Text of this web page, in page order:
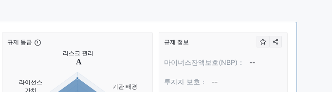
규제 등급 규제 정보
마이너스잔액보호(NBP)： --
투자자 보호： --